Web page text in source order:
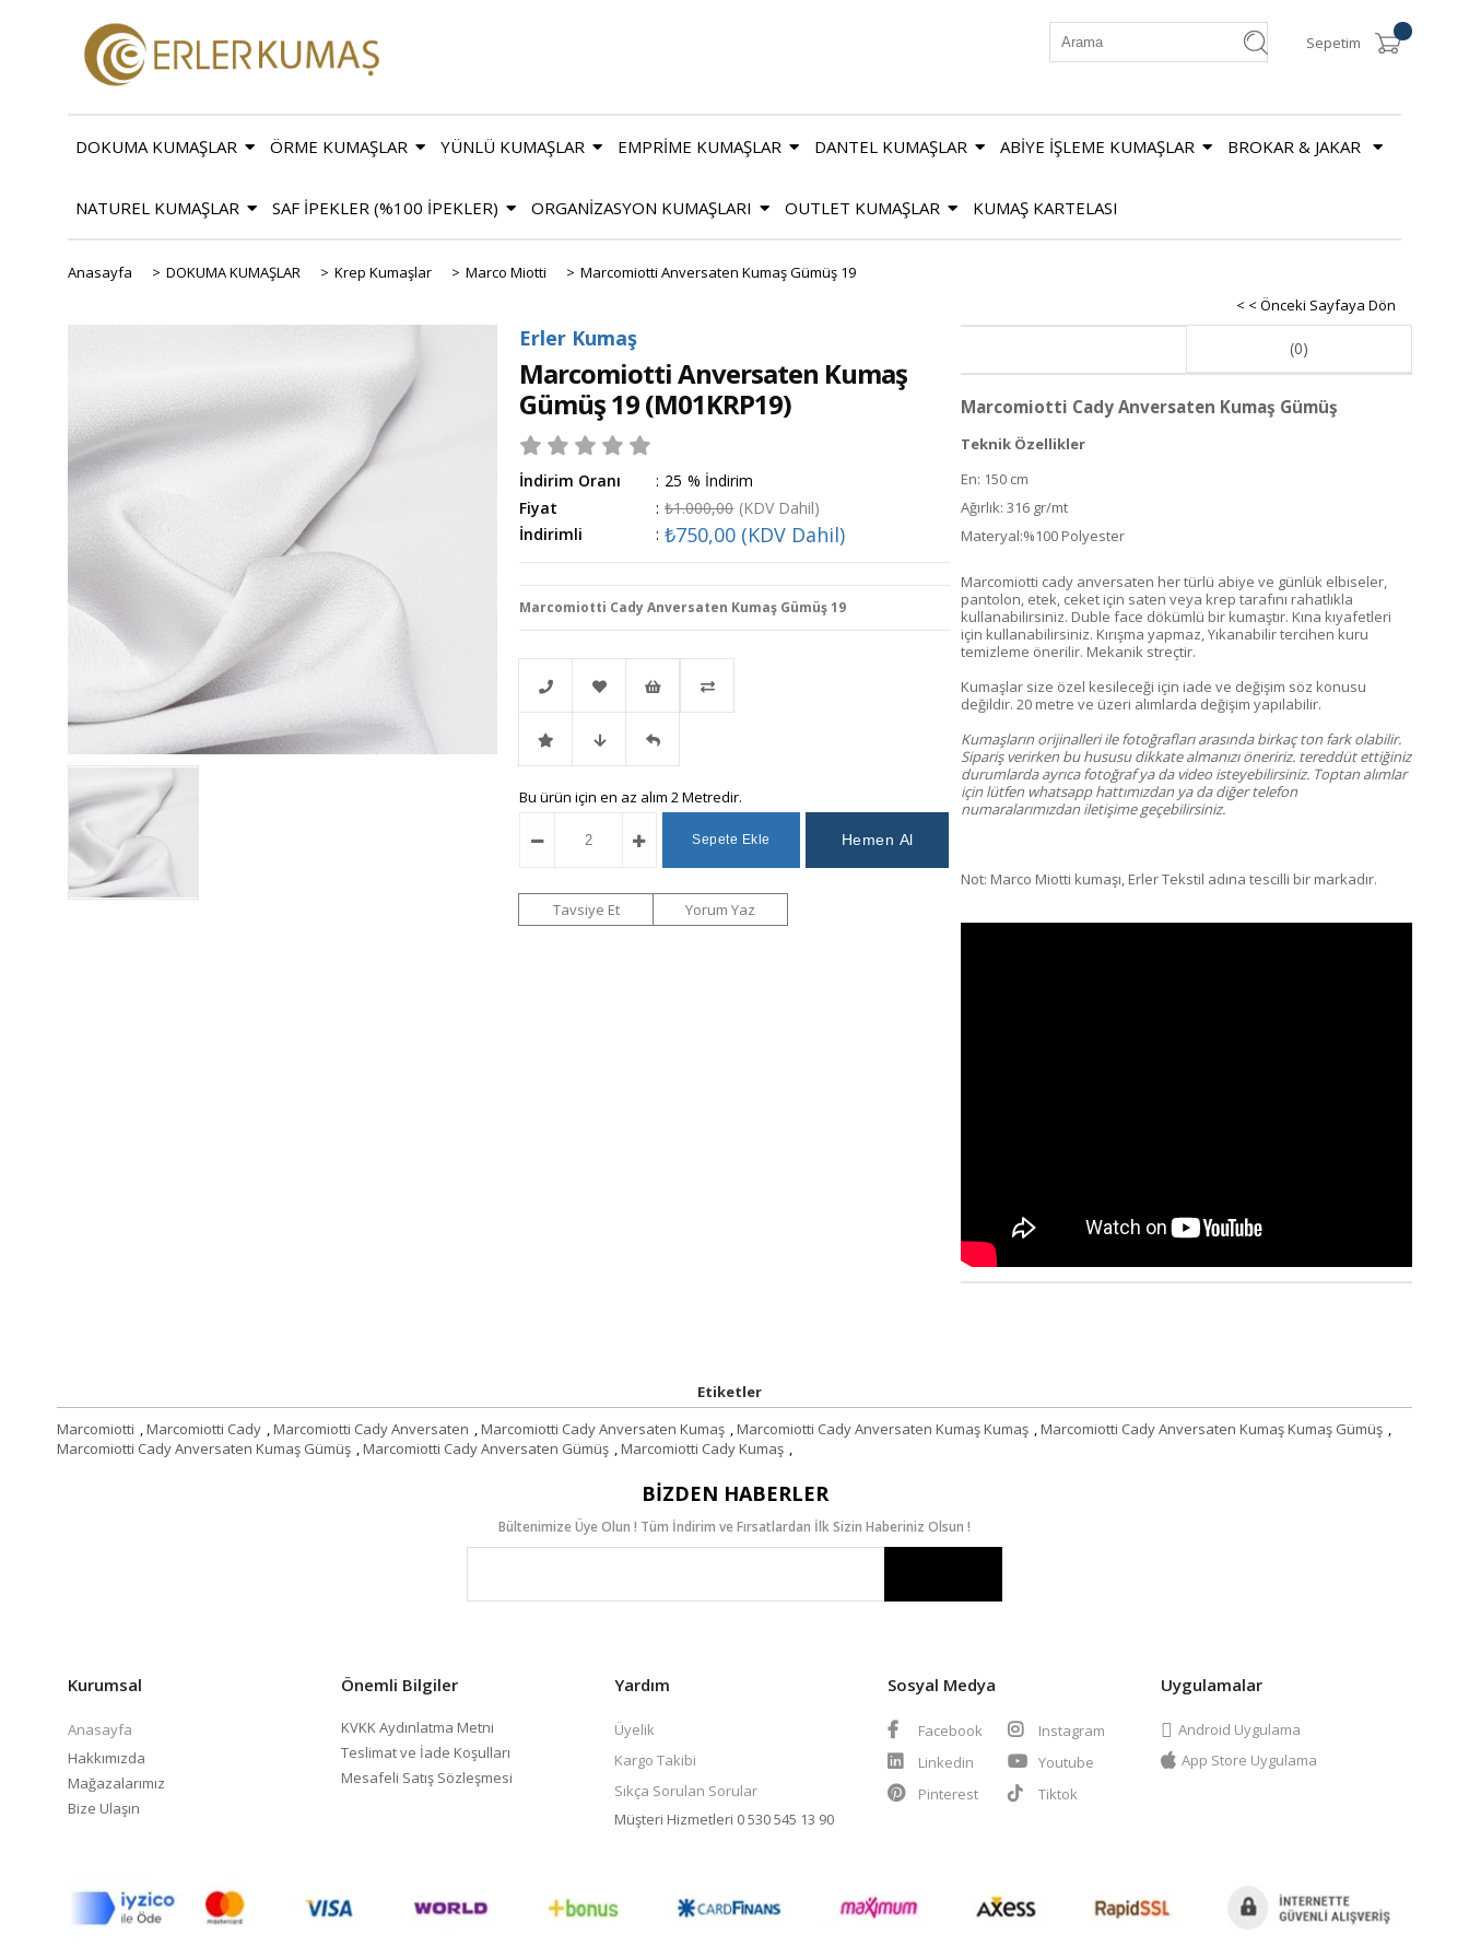
Sepetim
DOKUMA KUMAŞLAR ÖRME KUMAŞLAR YÜNLÜ KUMAŞLAR EMPRİME KUMAŞLAR DANTEL KUMAŞLAR ABİYE İŞLEME KUMAŞLAR BROKAR & JAKAR
NATUREL KUMAŞLAR SAF İPEKLER (%100 İPEKLER) ORGANİZASYON KUMAŞLARI OUTLET KUMAŞLAR KUMAŞ KARTELASI
Anasayfa > DOKUMA KUMAŞLAR > Krep Kumaşlar > Marco Miotti > Marcomiotti Anversaten Kumaş Gümüş 19
< < Önceki Sayfaya Dön
Erler Kumaş
Marcomiotti Anversaten Kumaş
Gümüş 19(M01KRP19)
İndirim Oranı : %
25
İndirim
Fiyat
: ₺1.000,00 (KDV Dahil)
İndirimli
: ₺750,00 (KDV Dahil)
Marcomiotti Cady Anversaten Kumaş Gümüş 19
Telefonla
Sipariş
Favorilere
Ekle
İstek
Listeme
Ekle
İndirimli Fiyat
Düşünce
Haber
Gelince
Haber
Bu ürün için en az alım 2 Metredir.
Tavsiye Et Yorum Yaz
(0)
Marcomiotti Cady Anversaten Kumaş Gümüş
Teknik Özellikler
En: 150 cm
Ağırlık: 316 gr/mt
Materyal:%100 Polyester
Marcomiotti cady anversaten her türlü abiye ve günlük elbiseler,
pantolon, etek, ceket için saten veya krep tarafını rahatlıkla
kullanabilirsiniz. Duble face dökümlü bir kumaştır. Kına kıyafetleri
için kullanabilirsiniz. Kırışma yapmaz, Yıkanabilir tercihen kuru
temizleme önerilir. Mekanik streçtir.
Kumaşlar size özel kesileceği için iade ve değişim söz konusu
değildir. 20 metre ve üzeri alımlarda değişim yapılabilir.
Kumaşların orijinalleri ile fotoğrafları arasında birkaç ton fark olabilir.
Sipariş verirken bu hususu dikkate almanızı öneririz. tereddüt ettiğiniz
durumlarda ayrıca fotoğraf ya da video isteyebilirsiniz. Toptan alımlar
için lütfen whatsapp hattımızdan ya da diğer telefon
numaralarımızdan iletişime geçebilirsiniz.
Not: Marco Miotti kumaşı, Erler Tekstil adına tescilli bir markadır.
Etiketler
Marcomiotti ,Marcomiotti Cady ,Marcomiotti Cady Anversaten ,Marcomiotti Cady Anversaten Kumaş ,Marcomiotti Cady Anversaten Kumaş Kumaş ,Marcomiotti Cady Anversaten Kumaş Kumaş Gümüş ,
Marcomiotti Cady Anversaten Kumaş Gümüş ,Marcomiotti Cady Anversaten Gümüş ,Marcomiotti Cady Kumaş ,
BIZDEN HABERLER
Bültenimize Üye Olun ! Tüm İndirim ve Fırsatlardan İlk Sizin Haberiniz Olsun !
Kurumsal
Anasayfa
Hakkımızda
Mağazalarımız
Bize Ulaşın
Önemli Bilgiler
KVKK Aydınlatma Metni
Teslimat ve İade Koşulları
Mesafeli Satış Sözleşmesi
Yardım
Üyelik
Kargo Takibi
Sıkça Sorulan Sorular
Müşteri Hizmetleri 0 530 545 13 90
Sosyal Medya
Facebook
Instagram
Linkedin
Youtube
Pinterest
Tiktok
Uygulamalar
Android Uygulama
App Store Uygulama